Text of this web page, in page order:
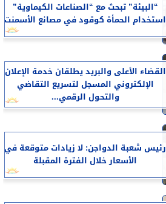
“البيئة” تبحث مع “الصناعات الكيماوية”
استخدام الحمأة كوقود في مصانع الأسمنت
القضاء الأعلى والبريد يطلقان خدمة الإعلان
الإلكتروني المسجل لتسريع التقاضي
والتحول الرقمي...
رئيس شعبة الدواجن: لا زيادات متوقعة في
الأسعار خلال الفترة المقبلة